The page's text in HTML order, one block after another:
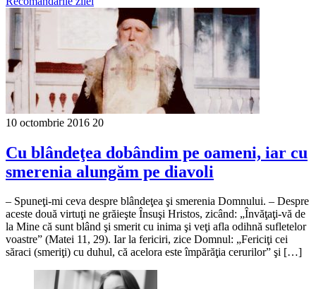
10 octombrie 2016 20
Cu blândeţea dobândim pe oameni, iar cu
smerenia alungăm pe diavoli
– Spuneţi-mi ceva despre blândeţea şi smerenia Domnului. – Despre
aceste două virtuţi ne grăieşte Însuşi Hristos, zicând: „Învăţaţi-vă de
la Mine că sunt blând şi smerit cu inima şi veţi afla odihnă sufletelor
voastre” (Matei 11, 29). Iar la fericiri, zice Domnul: „Fericiţi cei
săraci (smeriţi) cu duhul, că acelora este împărăţia cerurilor” şi […]